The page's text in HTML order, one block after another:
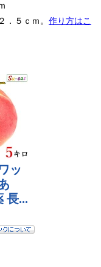
．５ｃｍ。 作り方はこ